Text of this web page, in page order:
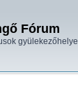
Fórum
gyülekezőhelye